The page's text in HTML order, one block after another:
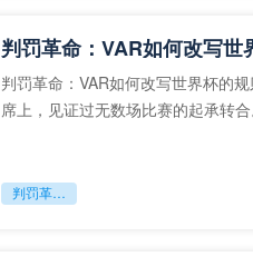
判罚革命：VAR如何改写世
判罚革命：VAR如何改写世界杯的
席上，见证过无数场比赛的起承转
判罚革命：VAR如何改写世界杯的规则与秩序